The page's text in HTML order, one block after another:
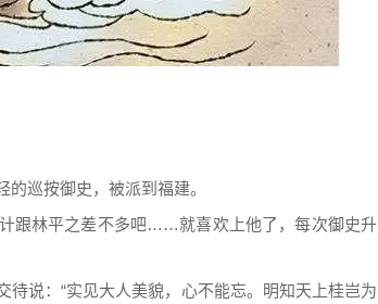
巡按御史，被派到福建。
跟林平之差不多吧……就喜欢上他了，每次御史升
说：“实见大人美貌，心不能忘。明知天上桂岂为